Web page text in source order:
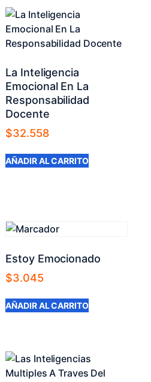
La Inteligencia
Emocional En La
Responsabilidad
Docente
$32.558
AÑADIR AL CARRITO
Estoy Emocionado
$3.045
AÑADIR AL CARRITO